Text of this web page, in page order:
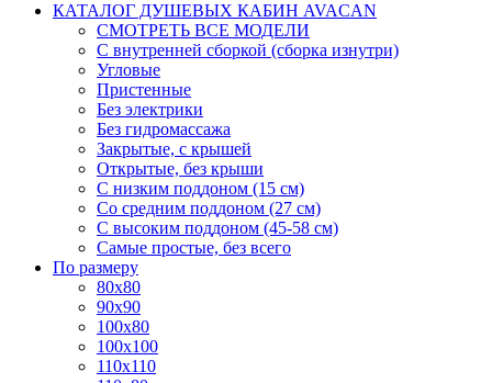
КАТАЛОГ ДУШЕВЫХ КАБИН AVACAN
СМОТРЕТЬ ВСЕ МОДЕЛИ
С внутренней сборкой (сборка изнутри)
Угловые
Пристенные
Без электрики
Без гидромассажа
Закрытые, с крышей
Открытые, без крыши
С низким поддоном (15 см)
Со средним поддоном (27 см)
С высоким поддоном (45-58 см)
Самые простые, без всего
По размеру
80x80
90x90
100x80
100x100
110x110